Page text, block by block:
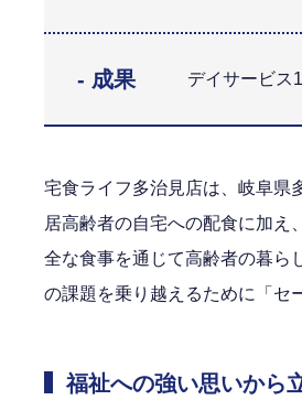
- 成果 デイサービス
宅食ライフ多治見店は、岐阜県
居高齢者の自宅への配食に加え
全な食事を通じて高齢者の暮ら
の課題を乗り越えるために「セ
福祉への強い思いから